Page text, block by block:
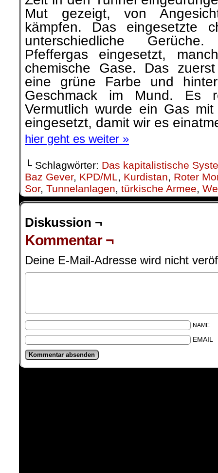
Mut gezeigt, von
kämpfen. Das eingesetzte
unterschiedliche
Pfeffergas eingesetzt,
chemische Gase. Das
eine grüne Farbe und
Geschmack im Mund. Es
Vermutlich wurde ein Gas
eingesetzt, damit wir es
hier geht es weiter »
└ Schlagwörter: Das kapitalistische
Baz Gever, KPD/ML, Kurdistan, Roter
Sor, Tunnelanlagen, türkische Armee,
Diskussion ¬
Kommentar ¬
Deine E-Mail-Adresse wird nicht
NAME
EMAIL